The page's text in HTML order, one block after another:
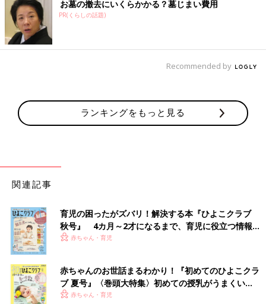
させたことは同じように二女にもさせようということでした。共
通する経験をさせることで姉妹それぞれがお互いの存在を感じて
くれたら、という願いからです。2人の個性を大事にしながら、
仲のいい姉妹に育てていきたいと、二女が生まれた日、暑いくら
いのの日ざしを浴びる東京の新緑を眺めながら思いました。
“いつもの”ものや慣れたこと、なじみの場所などは、心地よく感
て、“いつもの”に飽きてしまうこともありませんか？
NHK時代、転勤を何度か経験しました。“初めて”暮らす土地で、
ィブになりがちでした。私の場合、初任地の和歌山では、自分の
部屋から山が見えることに驚き、近所にコンビニがないことに不
安を覚えました。そんなこと？というもので、気持ちが、ぐらぐ
らしました。新たな環境で、未知という状況はそれこそ慣れるま
でが大変と感じました。
しかし、新たな環境に変化することが、いつもネガティブにさせ
お墓の撤去にいくらかかる？墓じまい費用
PR(くらしの話題)
Recommended by
ランキングをもっと見る
関連記事
育児の困ったがズバリ！解決する本『ひよこクラブ
秋号』 4カ月～2才になるまで、育児に役立つ情報が
いっぱい！
赤ちゃん・育児
赤ちゃんのお世話まるわかり！『初めてのひよこクラ
ブ 夏号』〈巻頭大特集〉初めての授乳がうまくい
く！ おっぱい・ミルクの基本と夏のトラブル 解決テ
赤ちゃん・育児